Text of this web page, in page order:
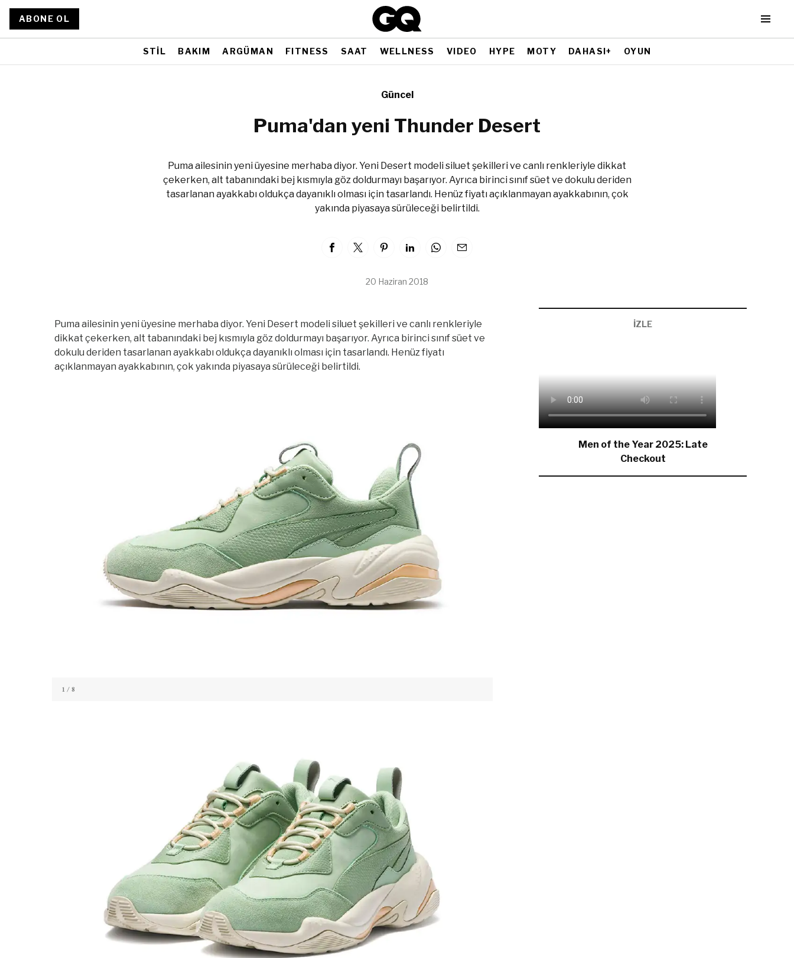
ABONE OL
STİL BAKIM ARGÜMAN FITNESS SAAT WELLNESS VIDEO HYPE MOTY DAHASI+ OYUN
Güncel
Puma'dan yeni Thunder Desert
Puma ailesinin yeni üyesine merhaba diyor. Yeni Desert modeli siluet şekilleri ve canlı renkleriyle dikkat
çekerken, alt tabanındaki bej kısmıyla göz doldurmayı başarıyor. Ayrıca birinci sınıf süet ve dokulu deriden
tasarlanan ayakkabı oldukça dayanıklı olması için tasarlandı. Henüz fiyatı açıklanmayan ayakkabının, çok
yakında piyasaya sürüleceği belirtildi.
20 Haziran 2018
Puma ailesinin yeni üyesine merhaba diyor. Yeni Desert modeli siluet şekilleri ve canlı renkleriyle
dikkat çekerken, alt tabanındaki bej kısmıyla göz doldurmayı başarıyor. Ayrıca birinci sınıf süet ve
dokulu deriden tasarlanan ayakkabı oldukça dayanıklı olması için tasarlandı. Henüz fiyatı
açıklanmayan ayakkabının, çok yakında piyasaya sürüleceği belirtildi.
1 / 8
İZLE
Men of the Year 2025: Late
Checkout